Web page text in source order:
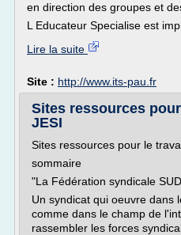
en direction des groupes et
L Educateur Specialise est
Lire la suite
Site : http://www.its-pau.fr
Sites ressources
JESI
Sites ressources pour le
sommaire
"La Fédération syndicale
Un syndicat qui oeuvre dans
comme dans le champ de
rassembler les forces